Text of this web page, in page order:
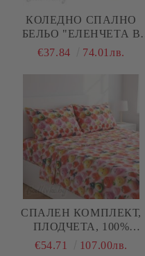
КОЛЕДНО СПАЛНО
БЕЛЬО "ЕЛЕНЧЕТА В
ТОПКИ- ЕКРЮ", ЗА
НАТУРАЛЕН ПАМУК
€37.84 74.01лв.
СПАЛЕН КОМПЛЕКТ,
ПЛОДЧЕТА, 100%
ПАМУК/ 5Д, РАНФОРС, 4
€54.71 107.00лв.